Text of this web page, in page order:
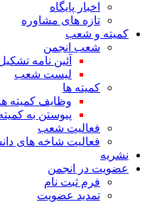
اخبار پایگاه
تازه های مشاوره
کمیته و شعب
شعب انجمن
آئین نامه
لیست شعب
کمیته ها
وظایف کمیته
پیوستن به
فعالیت شعب
فعالیت شاخه های
نشریه
عضویت در انجمن
فرم ثبت نام
تمدید عضویت